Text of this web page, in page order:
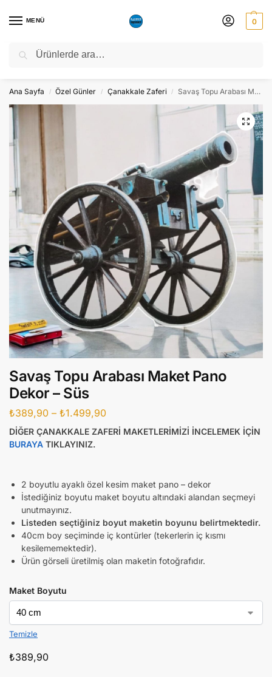
MENÜ 0
NATO ZİRVESİ NEDENİYLE 06-10 TEMMUZ TARİHLERİ ARASINDA
Ana Sayfa / Özel Günler / Çanakkale Zaferi / Savaş Topu Arabası Maket Pano Dekor – Süs
Savaş Topu Arabası Maket Pano
Dekor – Süs
₺389,90 – ₺1.499,90
DİĞER ÇANAKKALE ZAFERİ MAKETLERİMİZİ İNCELEMEK İÇİN
BURAYA TIKLAYINIZ.
2 boyutlu ayaklı özel kesim maket pano – dekor
İstediğiniz boyutu maket boyutu altındaki alandan seçmeyi
unutmayınız.
Listeden seçtiğiniz boyut maketin boyunu belirtmektedir.
40cm boy seçiminde iç kontürler (tekerlerin iç kısmı
kesilememektedir).
Ürün görseli üretilmiş olan maketin fotoğrafıdır.
Maket Boyutu
Temizle
₺389,90